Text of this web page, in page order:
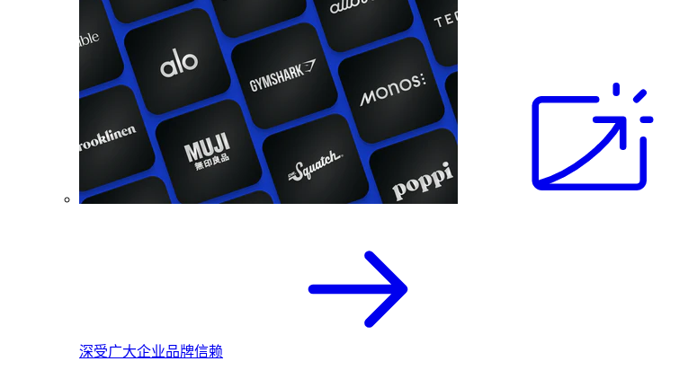
深受广大企业品牌信赖